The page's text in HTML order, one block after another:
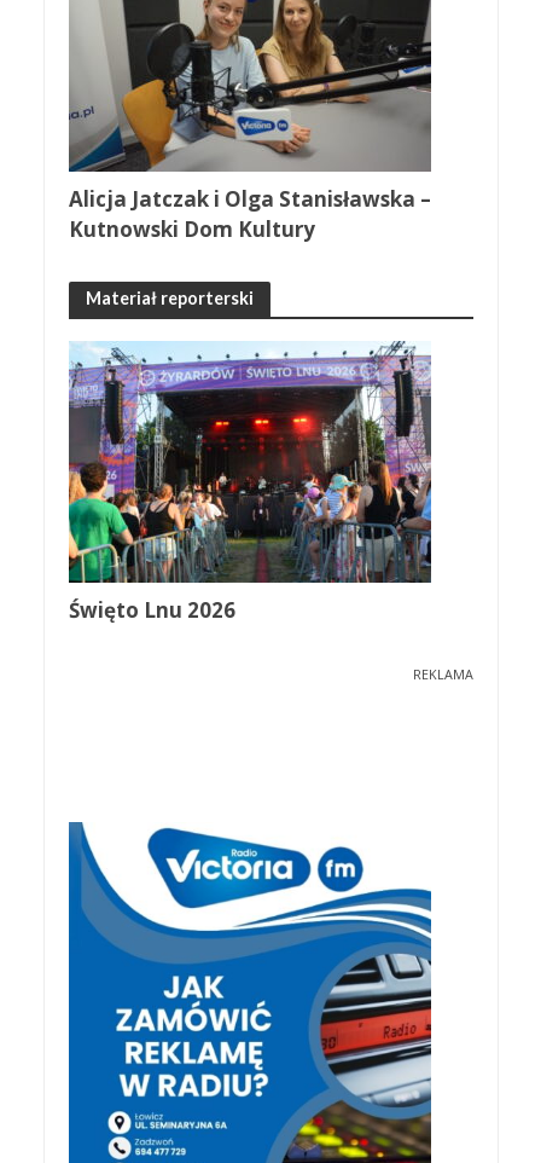
Alicja Jatczak i Olga Stanisławska –
Kutnowski Dom Kultury
Materiał reporterski
Święto Lnu 2026
REKLAMA